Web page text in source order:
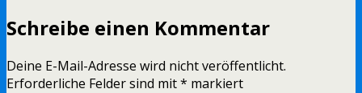
Schreibe einen Kommentar
Deine E-Mail-Adresse wird nicht veröffentlicht.
Erforderliche Felder sind mit* markiert